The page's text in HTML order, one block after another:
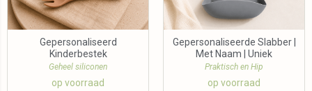
Gepersonaliseerd
Kinderbestek
Geheel siliconen
op voorraad
Gepersonaliseerde Slabber |
Met Naam | Uniek
Praktisch en Hip
op voorraad